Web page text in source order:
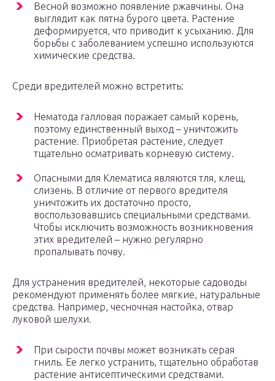
Весной возможно появление ржавчины. Она
выглядит как пятна бурого цвета. Растение
деформируется, что приводит к усыханию. Для
борьбы с заболеванием успешно используются
химические средства.
Среди вредителей можно встретить:
Нематода галловая поражает самый корень,
поэтому единственный выход – уничтожить
растение. Приобретая растение, следует
тщательно осматривать корневую систему.
Опасными для Клематиса являются тля, клещ,
слизень. В отличие от первого вредителя
уничтожить их достаточно просто,
воспользовавшись специальными средствами.
Чтобы исключить возможность возникновения
этих вредителей – нужно регулярно
пропалывать почву.
Для устранения вредителей, некоторые садоводы
рекомендуют применять более мягкие, натуральные
средства. Например, чесночная настойка, отвар
луковой шелухи.
При сырости почвы может возникать серая
гниль. Ее легко устранить, тщательно обработав
растение антисептическими средствами.